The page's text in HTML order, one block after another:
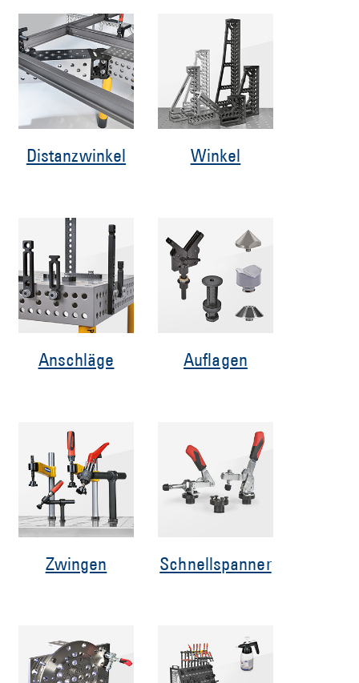
Distanzwinkel Winkel
Anschläge Auflagen
Zwingen Schnellspanner